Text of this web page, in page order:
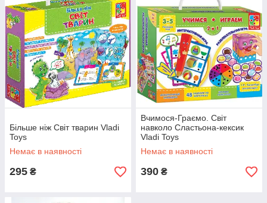
Більше ніж Світ тварин Vladi
Toys
Немає в наявності
295 ₴
Вчимося-Граємо. Світ
навколо Сластьона-кексик
Vladi Toys
Немає в наявності
390 ₴